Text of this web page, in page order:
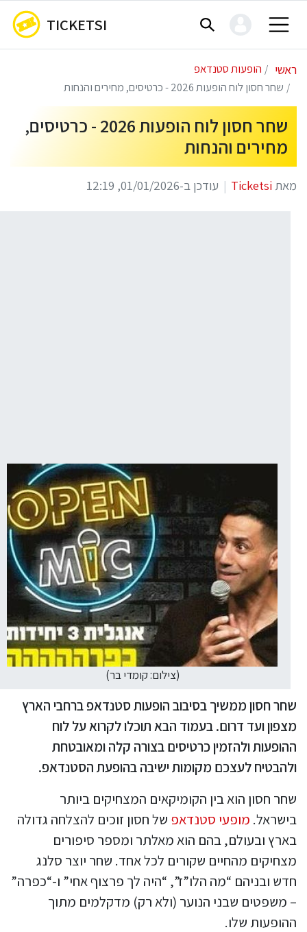
TICKETSI
ראשי
הופעות סטנדאפ
שחר חסון לוח הופעות 2026 - כרטיסים, מחירים והנחות
שחר חסון לוח הופעות 2026 - כרטיסים,
מחירים והנחות
מאת Ticketsi עודכן ב-01/01/2026, 12:19
(צילום: קומדי בר)
שחר חסון ממשיך בסיבוב הופעות סטנדאפ ברחבי הארץ
מצפון ועד דרום. בעמוד הבא תוכלו לקרוא על לוח
ההופעות ולהזמין כרטיסים בצורה קלה ומאובטחת
ולהבטיח לעצכם מקומות ישיבה בהופעת הסטנדאפ.
שחר חסון הוא בין הקומיקאים המצחיקים ביותר
בישראל. מופעי סטנדאפ של חסון זוכים להצלחה גדולה
בארץ ובעולם, בהם הוא מאלתר ומספר סיפורים
מצחיקים מהחיים שקורים לכל אחד. שחר יוצר סלנג
חדש ובניהם “מה הלו”ז”, “היה לך פרצוף אחי” ו-“כפרה”
– משפטים שבני הנוער (ולא רק) מדקלמים מתוך
ההופעות שלו.